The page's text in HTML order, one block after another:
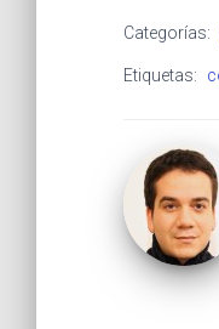
Categorías:
Etiquetas: